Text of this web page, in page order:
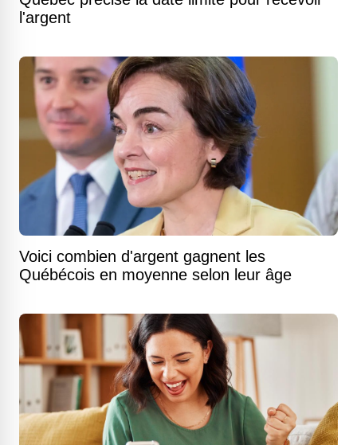
l'argent
Voici combien d'argent gagnent les
Québécois en moyenne selon leur âge